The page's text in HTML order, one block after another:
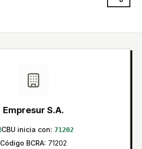
Empresur S.A.
CBU inicia con: 71202
Código BCRA: 71202